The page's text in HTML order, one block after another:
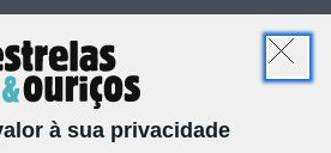
à sua privacidade